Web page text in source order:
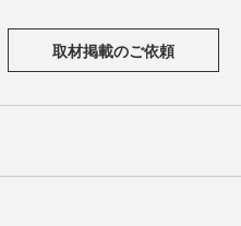
取材掲載のご依頼